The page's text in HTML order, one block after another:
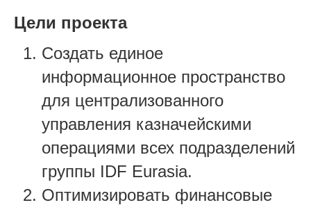
Цели проекта
Создать единое
информационное пространство
для централизованного
управления казначейскими
операциями всех подразделений
группы IDF Eurasia.
Оптимизировать финансовые